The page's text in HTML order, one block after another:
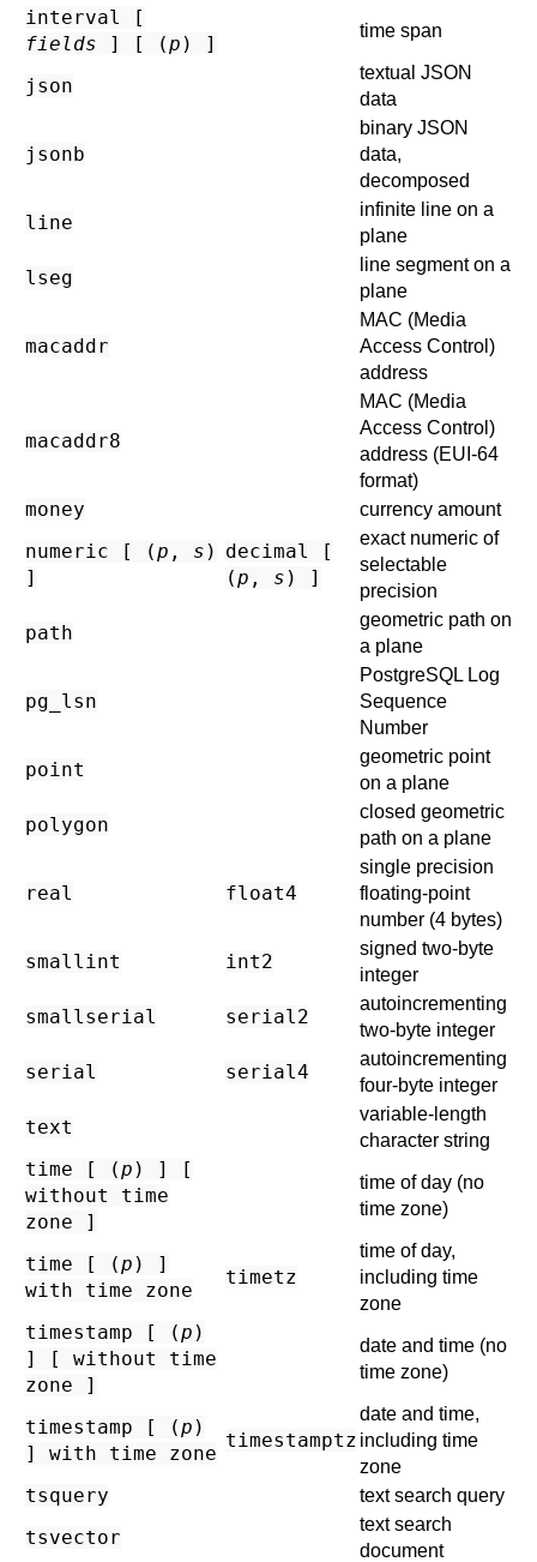
interval [
fields ] [ (p ) ]
time span
json
textual JSON
data
jsonb
binary JSON
data,
decomposed
line
infinite line on a
plane
lseg
line segment on a
plane
macaddr
MAC (Media
Access Control)
address
macaddr8
MAC (Media
Access Control)
address (EUI-64
format)
money currency amount
numeric [ (p , s )
]
decimal [
(p , s ) ]
exact numeric of
selectable
precision
path
geometric path on
a plane
pg_lsn
PostgreSQL Log
Sequence
Number
point
geometric point
on a plane
polygon
closed geometric
path on a plane
real float4
single precision
floating-point
number (4 bytes)
smallint int2
signed two-byte
integer
smallserial serial2
autoincrementing
two-byte integer
serial serial4
autoincrementing
four-byte integer
text
variable-length
character string
time [ (p ) ] [
without time
zone ]
time of day (no
time zone)
time [ (p ) ]
with time zone
timetz
time of day,
including time
zone
timestamp [ (p )
] [ without time
zone ]
date and time (no
time zone)
timestamp [ (p )
] with time zone
timestamptz
date and time,
including time
zone
tsquery text search query
tsvector
text search
document